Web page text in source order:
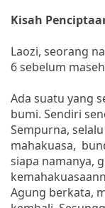
Kisah
Laozi, seorang
6 sebelum
Ada suatu yang
bumi. Sendiri
Sempurna,
mahakuasa,
siapa namanya,
Agung berkata,